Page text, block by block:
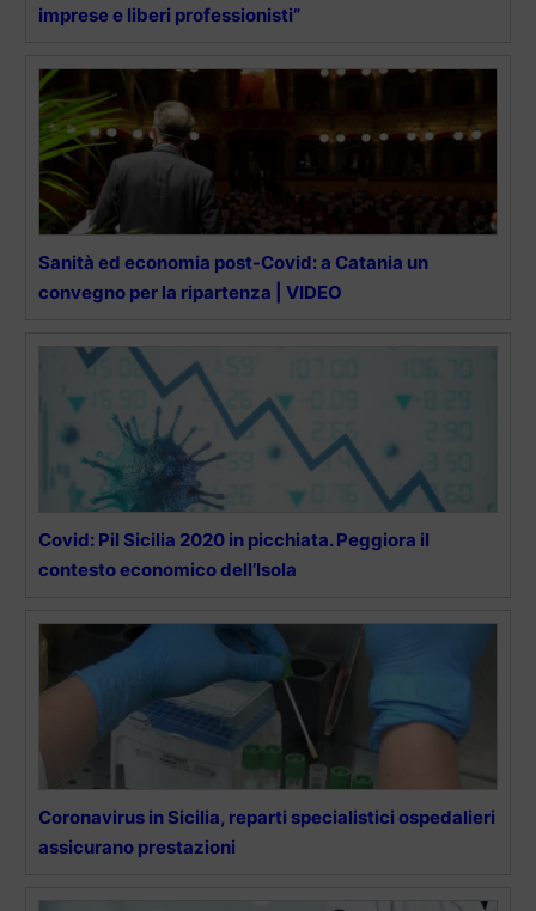
imprese e liberi professionisti”
Sanità ed economia post-Covid: a Catania un
convegno per la ripartenza | VIDEO
Covid: Pil Sicilia 2020 in picchiata. Peggiora il
contesto economico dell’Isola
Coronavirus in Sicilia, reparti specialistici ospedalieri
assicurano prestazioni